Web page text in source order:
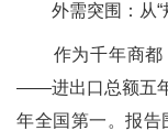
外需突围：从“
作为千年商都
——进出口总额五
年全国第一。报告